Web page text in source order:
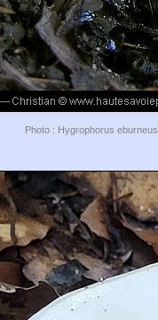
Photo : Hygrophorus